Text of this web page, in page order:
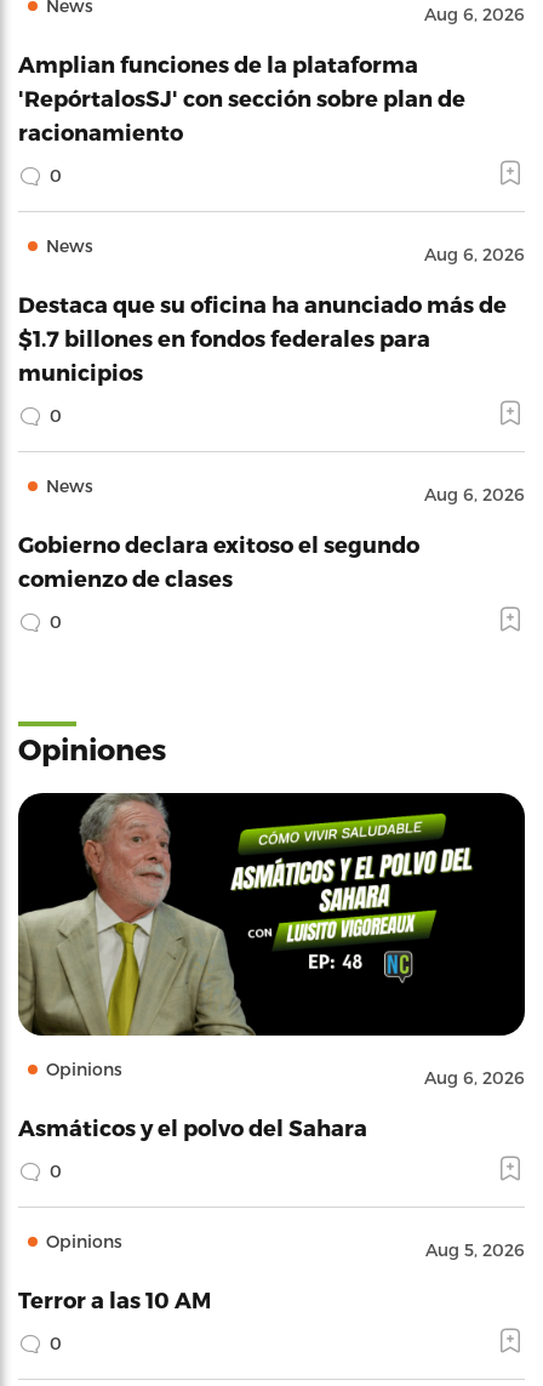
News Aug 6, 2026
Amplian funciones de la plataforma
'RepórtalosSJ' con sección sobre plan de
racionamiento
0
News Aug 6, 2026
Destaca que su oficina ha anunciado más de
$1.7 billones en fondos federales para
municipios
0
News Aug 6, 2026
Gobierno declara exitoso el segundo
comienzo de clases
0
Opiniones
Opinions Aug 6, 2026
Asmáticos y el polvo del Sahara
0
Opinions Aug 5, 2026
Terror a las 10 AM
0